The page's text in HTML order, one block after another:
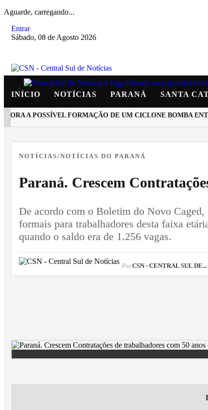
Aguarde, carregando...
Entrar
Sábado, 08 de Agosto 2026
INÍCIO NOTÍCIAS PARANÁ SANTA
A POSSÍVEL FORMAÇÃO DE UM CICLONE BOMBA
NOTÍCIAS/NOTÍCIAS DO PARANÁ
Paraná. Crescem
De acordo com o Boletim do Novo
formais para trabalhadores desta faixa
quando o saldo era de 1.256 vagas.
Por CSN - CENTRAL SUL DE...